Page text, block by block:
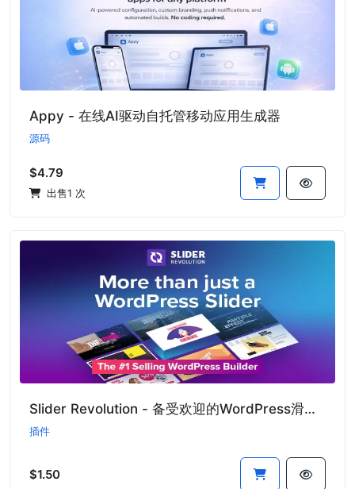
Appy - 在线AI驱动自托管移动应用生成器
源码
$4.79
出售1 次
Slider Revolution - 备受欢迎的WordPress滑块插件
插件
$1.50